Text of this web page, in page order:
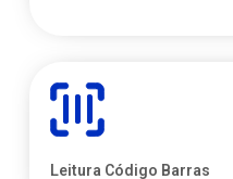
Leitura Código Barras